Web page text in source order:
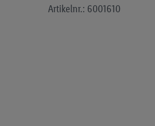
Artikelnr.: 6001610